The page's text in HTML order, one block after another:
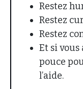
Restez
Restez
Restez
Et si vous
pouce
l’aide.